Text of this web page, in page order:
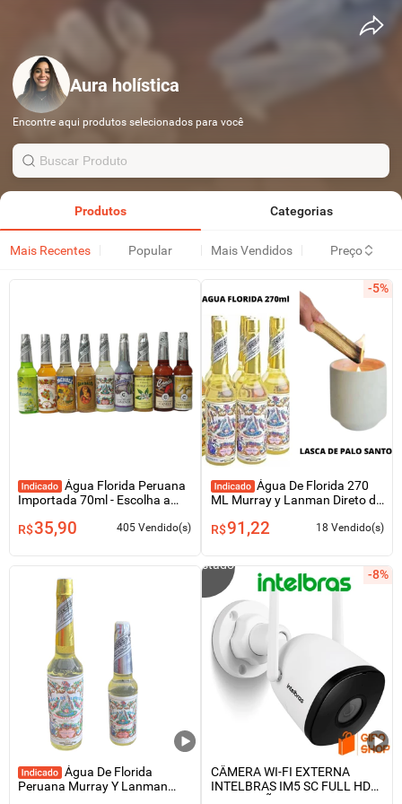
Aura holística
Encontre aqui produtos selecionados para você
Produtos Categorias
Mais Recentes Popular Mais Vendidos Preço
Água Florida Peruana
Importada 70ml - Escolha a
Aromas do Peru
R$35,90 405 Vendido(s)
-5%
Água De Florida 270
ML Murray y Lanman Direto do
R$91,22 18 Vendido(s)
Água De Florida
Peruana Murray Y Lanman
Não listado
-8%
CÂMERA WI-FI EXTERNA
INTELBRAS IM5 SC FULL HD